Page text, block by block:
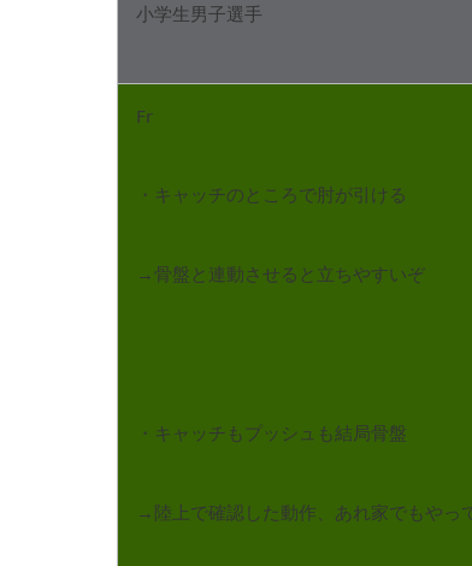
小学生男子選手
Fr
・キャッチのところで肘が引ける
→骨盤と連動させると立ちやすいぞ
・キャッチもプッシュも結局骨盤
→陸上で確認した動作、あれ家でもやっ